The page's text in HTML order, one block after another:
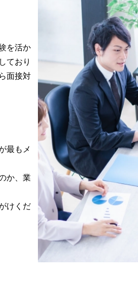
を活か
ており
面接対
最もメ
か、業
けくだ